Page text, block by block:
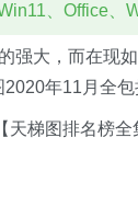
、Office、
强大，而在现
年11月全包
【天梯图排名榜全